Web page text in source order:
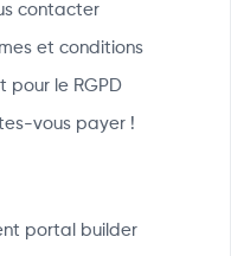
contacter
et conditions
pour le RGPD
vous payer !
portal builder